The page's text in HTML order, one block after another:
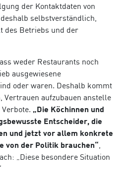
der Kontaktdaten von
selbstverständlich,
des Betriebs und der
weder Restaurants noch
ausgewiesene
oder waren. Deshalb kommt
Vertrauen aufzubauen anstelle
„Die Köchinnen und
Entscheider, die
und jetzt vor allem konkrete
von der Politik brauchen“,
„Diese besondere Situation